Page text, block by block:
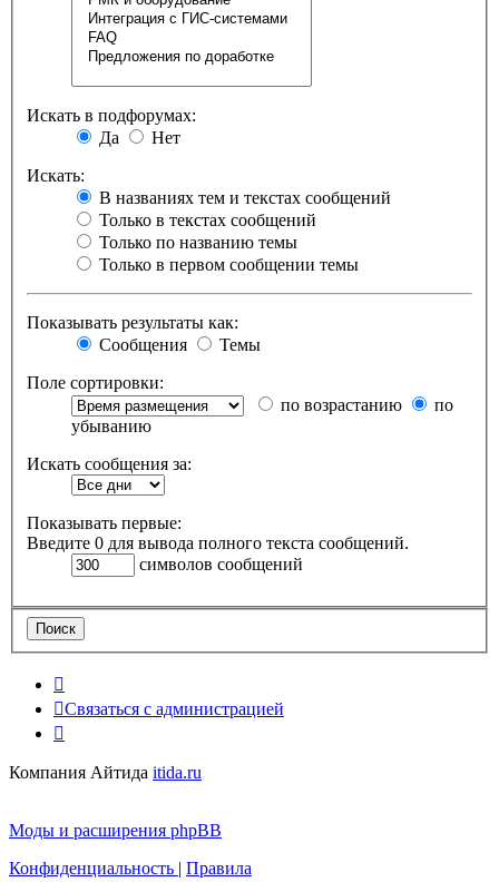
Искать в подфорумах:
Да
Нет
Искать:
В названиях тем и текстах сообщений
Только в текстах сообщений
Только по названию темы
Только в первом сообщении темы
Показывать результаты как:
Сообщения
Темы
Поле сортировки:
по возрастанию
по
убыванию
Искать сообщения за:
Показывать первые:
Введите 0 для вывода полного текста сообщений.
символов сообщений
Связаться с администрацией
Компания Айтида itida.ru
Моды и расширения phpBB
Конфиденциальность | Правила